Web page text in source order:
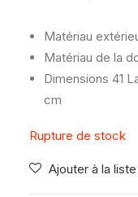
Matériau
Matériau de la
Dimensions 41
cm
Rupture de stock
Ajouter à la liste